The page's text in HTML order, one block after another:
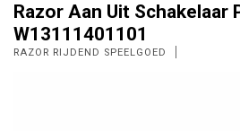
Razor Aan Uit Schakelaar
W13111401101
RAZOR RIJDEND SPEELGOED